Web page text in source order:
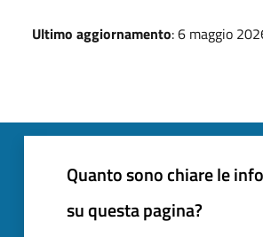
Ultimo aggiornamento: 6 maggio
Quanto sono chiare le
su questa pagina?